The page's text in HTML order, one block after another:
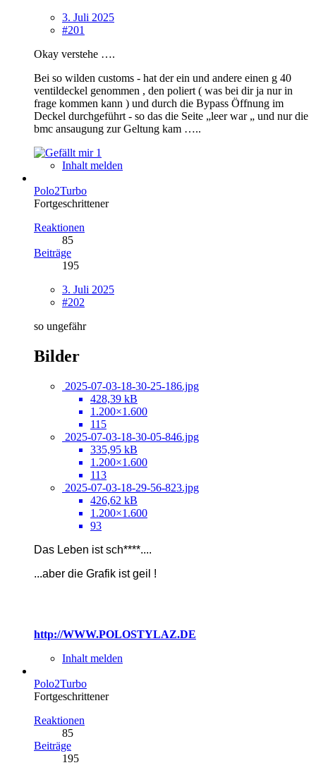
3. Juli 2025
#201
Okay verstehe ….
Bei so wilden customs - hat der ein und andere einen g 40
ventildeckel genommen , den poliert ( was bei dir ja nur in
frage kommen kann ) und durch die Bypass Öffnung im
Deckel durchgeführt - so das die Seite „leer war „ und nur die
bmc ansaugung zur Geltung kam …..
1
Inhalt melden
Polo2Turbo
Fortgeschrittener
Reaktionen
85
Beiträge
195
3. Juli 2025
#202
so ungefähr
Bilder
2025-07-03-18-30-25-186.jpg
428,39 kB
1.200×1.600
115
2025-07-03-18-30-05-846.jpg
335,95 kB
1.200×1.600
113
2025-07-03-18-29-56-823.jpg
426,62 kB
1.200×1.600
93
Das Leben ist sch****....
...aber die Grafik ist geil !
http://WWW.POLOSTYLAZ.DE
Inhalt melden
Polo2Turbo
Fortgeschrittener
Reaktionen
85
Beiträge
195